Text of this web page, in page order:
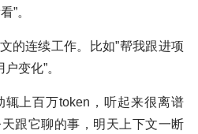
”。
的连续工作。比如”帮我跟进项
变化”。
上百万token，听起来很离谱
跟它聊的事，明天上下文一断